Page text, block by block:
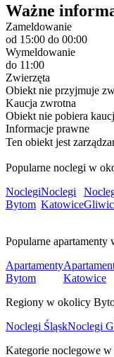
Ważne
Zameldowanie
od 15:00 do 00:00
Wymeldowanie
do 11:00
Zwierzęta
Obiekt nie przyjmuje
Kaucja zwrotna
Obiekt nie pobiera
Informacje prawne
Ten obiekt jest
Popularne noclegi w
Noclegi
Bytom
Noclegi
Katowice
Popularne
Apartamenty
Bytom
Katowice
Regiony w okolicy
Noclegi ŚląskNoclegi
Kategorie noclegowe